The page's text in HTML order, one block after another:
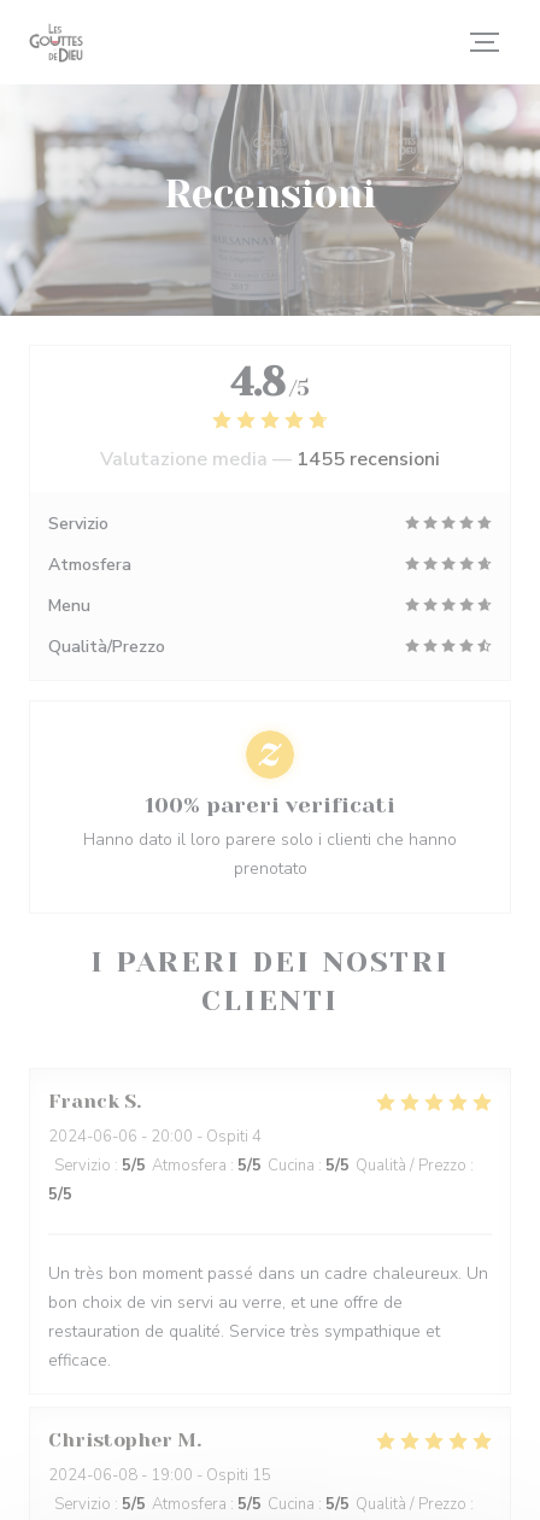
Recensioni
I PARERI DEI NOSTRI
CLIENTI
Franck S
2024-06-06 - 20:00 - Ospiti 4
Servizio : 5/5 Atmosfera : 5/5 Cucina : 5/5 Qualità / Prezzo :
5/5
Un très bon moment passé dans un cadre chaleureux. Un
bon choix de vin servi au verre, et une offre de
restauration de qualité. Service très sympathique et
efficace.
Christopher M
2024-06-08 - 19:00 - Ospiti 15
Servizio : 5/5 Atmosfera : 5/5 Cucina : 5/5 Qualità / Prezzo :
4.8 /5
Valutazione media — 1455 recensioni
Servizio
Atmosfera
Menu
Qualità/Prezzo
100% pareri verificati
Hanno dato il loro parere solo i clienti che hanno
prenotato